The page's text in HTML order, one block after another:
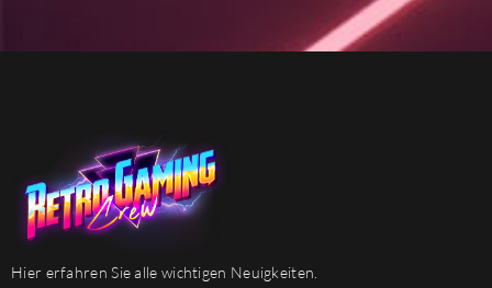
Hier erfahren Sie alle wichtigen Neuigkeiten.